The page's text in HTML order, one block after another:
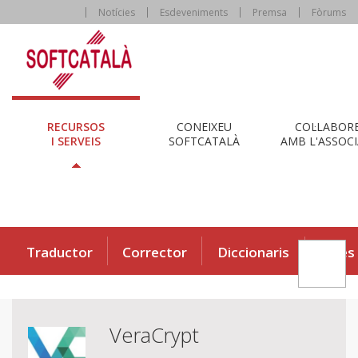
Notícies Esdeveniments Premsa Fòrums
RECURSOS
I SERVEIS
CONEIXEU
SOFTCATALÀ
AMB
Traductor Corrector Diccionaris Eines
VeraCrypt